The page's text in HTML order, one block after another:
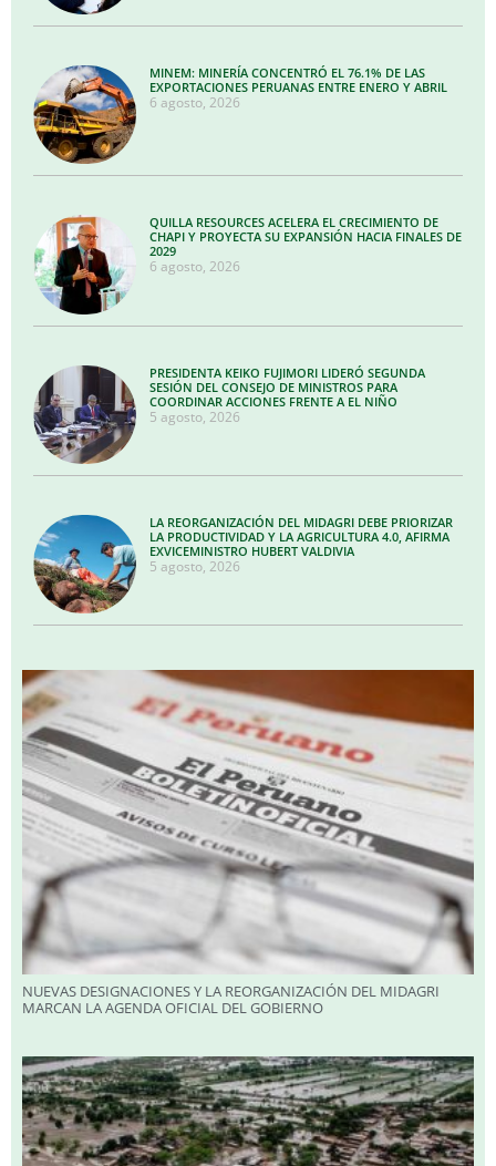
MINEM: MINERÍA CONCENTRÓ EL 76.1% DE LAS
EXPORTACIONES PERUANAS ENTRE ENERO Y ABRIL
6 agosto, 2026
QUILLA RESOURCES ACELERA EL CRECIMIENTO DE
CHAPI Y PROYECTA SU EXPANSIÓN HACIA FINALES DE
2029
6 agosto, 2026
PRESIDENTA KEIKO FUJIMORI LIDERÓ SEGUNDA
SESIÓN DEL CONSEJO DE MINISTROS PARA
COORDINAR ACCIONES FRENTE A EL NIÑO
5 agosto, 2026
LA REORGANIZACIÓN DEL MIDAGRI DEBE PRIORIZAR
LA PRODUCTIVIDAD Y LA AGRICULTURA 4.0, AFIRMA
EXVICEMINISTRO HUBERT VALDIVIA
5 agosto, 2026
NUEVAS DESIGNACIONES Y LA REORGANIZACIÓN DEL MIDAGRI
MARCAN LA AGENDA OFICIAL DEL GOBIERNO